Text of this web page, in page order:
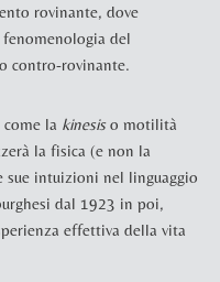
rovinante, dove
del
contro-rovinante.
come la kinesiso motilità
la fisica (e non la
intuizioni nel linguaggio
dal 1923 in poi,
effettiva della vita